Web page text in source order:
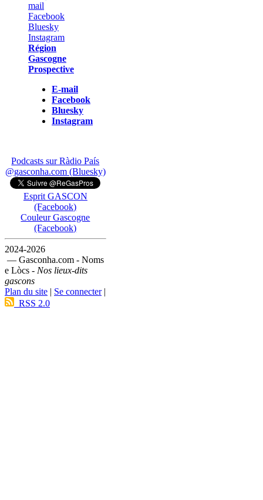
Région
Gascogne
Prospective
E-mail
Facebook
Bluesky
Instagram
Podcasts sur Ràdio País
@gasconha.com (Bluesky)
Esprit GASCON
(Facebook)
Couleur Gascogne
(Facebook)
2024-2026
— Gasconha.com - Noms
e Lòcs - Nos lieux-dits
gascons
Plan du site | Se connecter|
RSS 2.0